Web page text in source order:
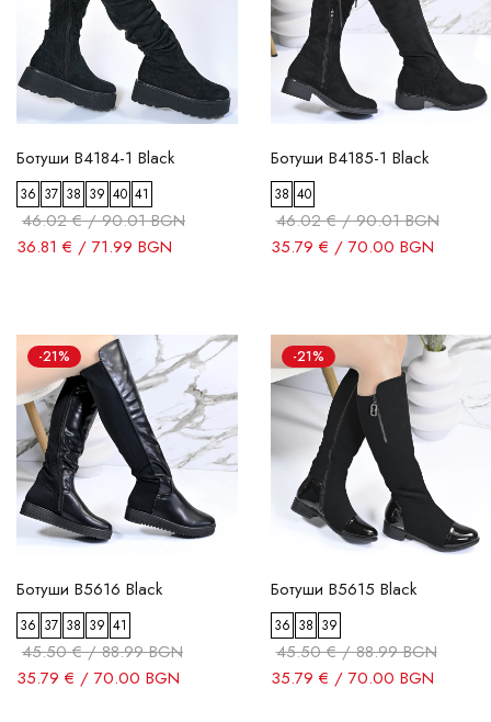
Ботуши B4184-1 Black
36 37 38 39 40 41
46.02 € / 90.01 BGN
36.81 € / 71.99 BGN
Ботуши B4185-1 Black
38 40
46.02 € / 90.01 BGN
35.79 € / 70.00 BGN
-21%
Ботуши B5616 Black
36 37 38 39 41
45.50 € / 88.99 BGN
35.79 € / 70.00 BGN
-21%
Ботуши B5615 Black
36 38 39
45.50 € / 88.99 BGN
35.79 € / 70.00 BGN